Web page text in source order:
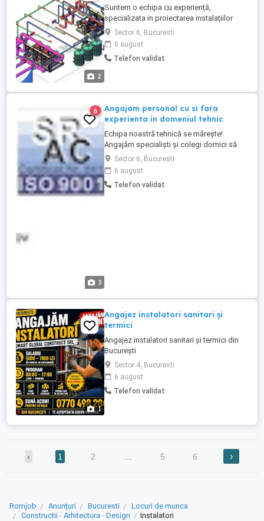
2
Suntem o echipa cu experiență,
specializata in proiectarea instalațiilor
sanitare, electrice si HVAC in constructii.
Suntem autorizati: - ANRE pentru
proiectarea instalațiilor electrice - I.G.S.U.
si I.G.P.R. pentru proiectarea sistemelor de
Sector 6, Bucuresti
6 august
Telefon validat
3
6
Angajam personal cu si fara
experienta in domeniul tehnic
Echipa noastră tehnică se mărește!
Angajăm specialiști și colegi dornici să
învețe Ești un tehnician cu experiență sau
Vrei să înveți o meserie de viitor, sigură și
bine plătită? Compania noastră,
specializată în asistență tehnică, punere în
Sector 6, Bucuresti
6 august
Telefon validat
1
Angajez instalatori sanitari și
termici
Angajez instalatori sanitari și termici din
București
Sector 4, Bucuresti
6 august
Telefon validat
‹ 1 2 5 6 ›
Romjob Anunțuri Bucuresti
Locuri de munca
Constructii - Arhitectura - Design
Instalatori